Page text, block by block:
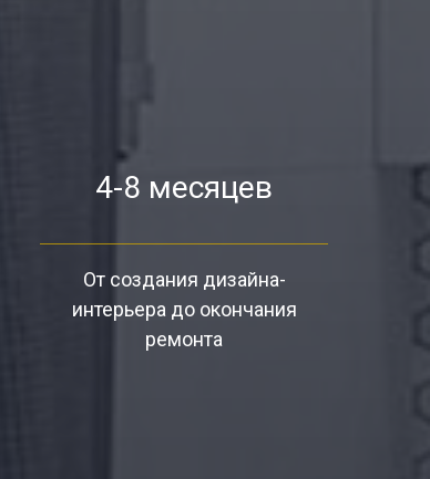
4-8 месяцев
От создания дизайна-
интерьера до окончания
ремонта